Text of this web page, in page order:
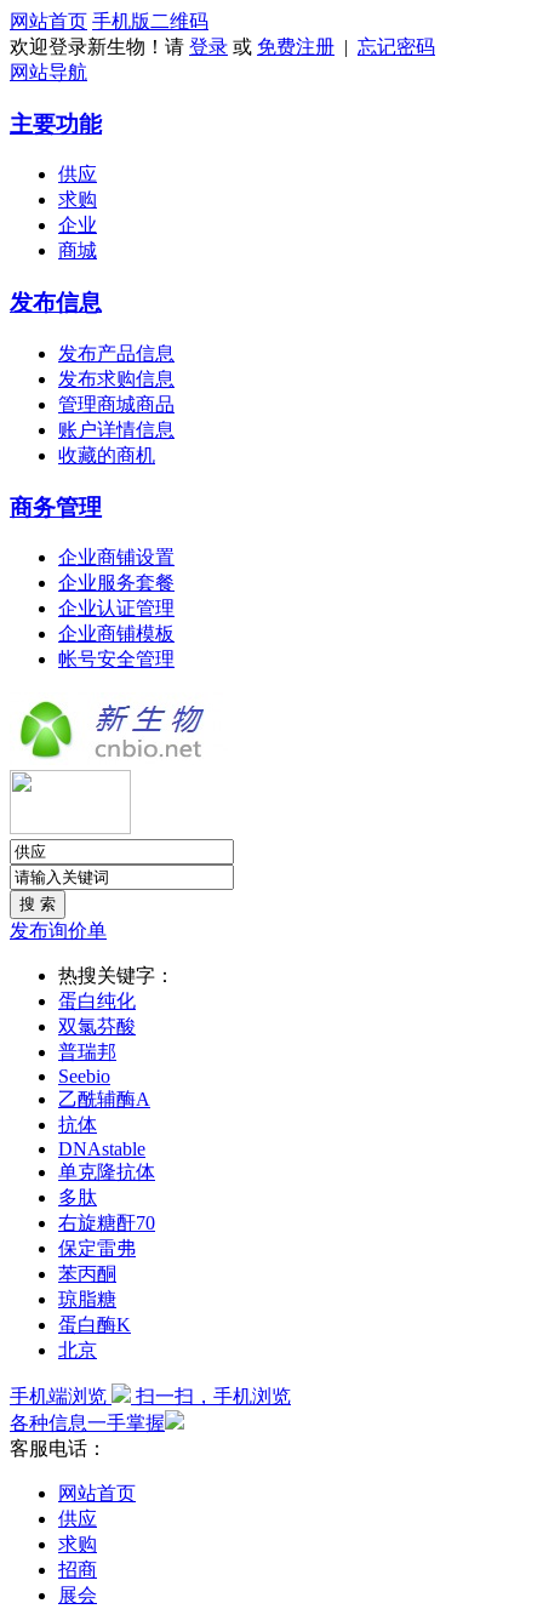
网站首页 手机版 二维码
欢迎登录新生物！请 登录 或 免费注册 | 忘记密码
网站导航
主要功能
供应
求购
企业
商城
发布信息
发布产品信息
发布求购信息
管理商城商品
账户详情信息
收藏的商机
商务管理
企业商铺设置
企业服务套餐
企业认证管理
企业商铺模板
帐号安全管理
发布询价单
热搜关键字：
蛋白纯化
双氯芬酸
普瑞邦
Seebio
乙酰辅酶A
抗体
DNAstable
单克隆抗体
多肽
右旋糖酐70
保定雷弗
苯丙酮
琼脂糖
蛋白酶K
北京
手机端浏览
扫一扫，手机浏览
各种信息一手掌握
客服电话：
网站首页
供应
求购
招商
展会